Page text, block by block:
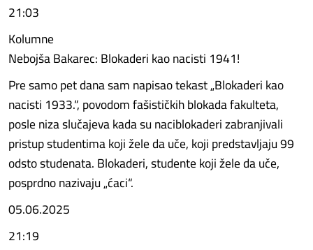
21:03
Kolumne
Nebojša Bakarec: Blokaderi kao nacisti 1941!
Pre samo pet dana sam napisao tekast „Blokaderi kao
nacisti 1933.“, povodom fašističkih blokada fakulteta,
posle niza slučajeva kada su naciblokaderi zabranjivali
pristup studentima koji žele da uče, koji predstavljaju 99
odsto studenata. Blokaderi, studente koji žele da uče,
posprdno nazivaju „ćaci“.
05.06.2025
21:19